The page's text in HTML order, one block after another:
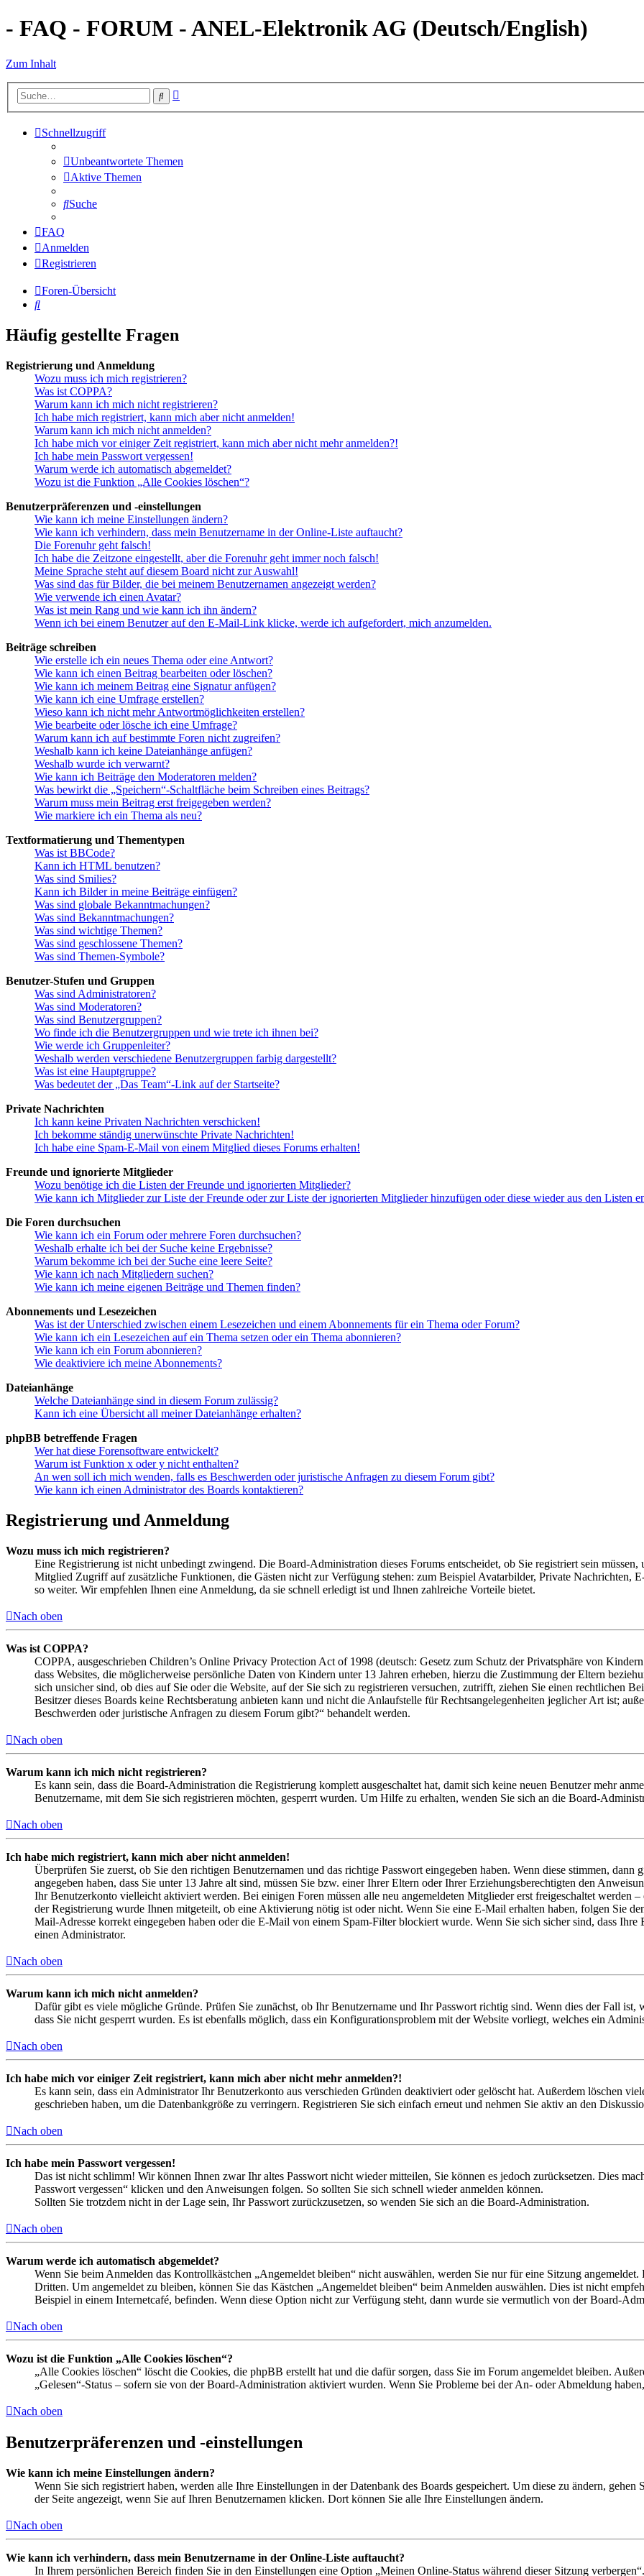
- FAQ - FORUM - ANEL-Elektronik AG (Deutsch/English)
Zum Inhalt
Suche
Schnellzugriff
Unbeantwortete Themen
Aktive Themen
Suche
FAQ
Anmelden
Registrieren
Foren-Übersicht
Suche
Häufig gestellte Fragen
Registrierung und Anmeldung
Wozu muss ich mich registrieren?
Was ist COPPA?
Warum kann ich mich nicht registrieren?
Ich habe mich registriert, kann mich aber nicht anmelden!
Warum kann ich mich nicht anmelden?
Ich habe mich vor einiger Zeit registriert, kann mich aber nicht mehr anmelden?!
Ich habe mein Passwort vergessen!
Warum werde ich automatisch abgemeldet?
Wozu ist die Funktion „Alle Cookies löschen“?
Benutzerpräferenzen und -einstellungen
Wie kann ich meine Einstellungen ändern?
Wie kann ich verhindern, dass mein Benutzername in der Online-Liste auftaucht?
Die Forenuhr geht falsch!
Ich habe die Zeitzone eingestellt, aber die Forenuhr geht immer noch falsch!
Meine Sprache steht auf diesem Board nicht zur Auswahl!
Was sind das für Bilder, die bei meinem Benutzernamen angezeigt werden?
Wie verwende ich einen Avatar?
Was ist mein Rang und wie kann ich ihn ändern?
Wenn ich bei einem Benutzer auf den E-Mail-Link klicke, werde ich aufgefordert, mich anzumelden.
Beiträge schreiben
Wie erstelle ich ein neues Thema oder eine Antwort?
Wie kann ich einen Beitrag bearbeiten oder löschen?
Wie kann ich meinem Beitrag eine Signatur anfügen?
Wie kann ich eine Umfrage erstellen?
Wieso kann ich nicht mehr Antwortmöglichkeiten erstellen?
Wie bearbeite oder lösche ich eine Umfrage?
Warum kann ich auf bestimmte Foren nicht zugreifen?
Weshalb kann ich keine Dateianhänge anfügen?
Weshalb wurde ich verwarnt?
Wie kann ich Beiträge den Moderatoren melden?
Was bewirkt die „Speichern“-Schaltfläche beim Schreiben eines Beitrags?
Warum muss mein Beitrag erst freigegeben werden?
Wie markiere ich ein Thema als neu?
Textformatierung und Thementypen
Was ist BBCode?
Kann ich HTML benutzen?
Was sind Smilies?
Kann ich Bilder in meine Beiträge einfügen?
Was sind globale Bekanntmachungen?
Was sind Bekanntmachungen?
Was sind wichtige Themen?
Was sind geschlossene Themen?
Was sind Themen-Symbole?
Benutzer-Stufen und Gruppen
Was sind Administratoren?
Was sind Moderatoren?
Was sind Benutzergruppen?
Wo finde ich die Benutzergruppen und wie trete ich ihnen bei?
Wie werde ich Gruppenleiter?
Weshalb werden verschiedene Benutzergruppen farbig dargestellt?
Was ist eine Hauptgruppe?
Was bedeutet der „Das Team“-Link auf der Startseite?
Private Nachrichten
Ich kann keine Privaten Nachrichten verschicken!
Ich bekomme ständig unerwünschte Private Nachrichten!
Ich habe eine Spam-E-Mail von einem Mitglied dieses Forums erhalten!
Freunde und ignorierte Mitglieder
Wozu benötige ich die Listen der Freunde und ignorierten Mitglieder?
Wie kann ich Mitglieder zur Liste der Freunde oder zur Liste der ignorierten Mitglieder hinzufügen oder diese wieder aus den Listen
Die Foren durchsuchen
Wie kann ich ein Forum oder mehrere Foren durchsuchen?
Weshalb erhalte ich bei der Suche keine Ergebnisse?
Warum bekomme ich bei der Suche eine leere Seite?
Wie kann ich nach Mitgliedern suchen?
Wie kann ich meine eigenen Beiträge und Themen finden?
Abonnements und Lesezeichen
Was ist der Unterschied zwischen einem Lesezeichen und einem Abonnements für ein Thema oder Forum?
Wie kann ich ein Lesezeichen auf ein Thema setzen oder ein Thema abonnieren?
Wie kann ich ein Forum abonnieren?
Wie deaktiviere ich meine Abonnements?
Dateianhänge
Welche Dateianhänge sind in diesem Forum zulässig?
Kann ich eine Übersicht all meiner Dateianhänge erhalten?
phpBB betreffende Fragen
Wer hat diese Forensoftware entwickelt?
Warum ist Funktion x oder y nicht enthalten?
An wen soll ich mich wenden, falls es Beschwerden oder juristische Anfragen zu diesem Forum gibt?
Wie kann ich einen Administrator des Boards kontaktieren?
Registrierung und Anmeldung
Wozu muss ich mich registrieren?
Eine Registrierung ist nicht unbedingt zwingend. Die Board-Administration dieses Forums entscheidet, ob Sie registriert sein
Mitglied Zugriff auf zusätzliche Funktionen, die Gästen nicht zur Verfügung stehen: zum Beispiel Avatarbilder, Private Nachrichten,
so weiter. Wir empfehlen Ihnen eine Anmeldung, da sie schnell erledigt ist und Ihnen zahlreiche Vorteile bietet.
Nach oben
Was ist COPPA?
COPPA, ausgeschrieben Children’s Online Privacy Protection Act of 1998 (deutsch: Gesetz zum Schutz der Privatsphäre von
dass Websites, die möglicherweise persönliche Daten von Kindern unter 13 Jahren erheben, hierzu die Zustimmung der Eltern
sich unsicher sind, ob dies auf Sie oder die Website, auf der Sie sich zu registrieren versuchen, zutrifft, ziehen Sie einen rechtlichen
Besitzer dieses Boards keine Rechtsberatung anbieten kann und nicht die Anlaufstelle für Rechtsangelegenheiten jeglicher Art ist;
Beschwerden oder juristische Anfragen zu diesem Forum gibt?“ behandelt werden.
Nach oben
Warum kann ich mich nicht registrieren?
Es kann sein, dass die Board-Administration die Registrierung komplett ausgeschaltet hat, damit sich keine neuen Benutzer mehr
Benutzername, mit dem Sie sich registrieren möchten, gesperrt wurden. Um Hilfe zu erhalten, wenden Sie sich an die Board-
Nach oben
Ich habe mich registriert, kann mich aber nicht anmelden!
Überprüfen Sie zuerst, ob Sie den richtigen Benutzernamen und das richtige Passwort eingegeben haben. Wenn diese stimmen, dann
angegeben haben, dass Sie unter 13 Jahre alt sind, müssen Sie bzw. einer Ihrer Eltern oder Ihrer Erziehungsberechtigten den
Ihr Benutzerkonto vielleicht aktiviert werden. Bei einigen Foren müssen alle neu angemeldeten Mitglieder erst freigeschaltet werden
der Registrierung wurde Ihnen mitgeteilt, ob eine Aktivierung nötig ist oder nicht. Wenn Sie eine E-Mail erhalten haben, folgen Sie
Mail-Adresse korrekt eingegeben haben oder die E-Mail von einem Spam-Filter blockiert wurde. Wenn Sie sich sicher sind, dass
einen Administrator.
Nach oben
Warum kann ich mich nicht anmelden?
Dafür gibt es viele mögliche Gründe. Prüfen Sie zunächst, ob Ihr Benutzername und Ihr Passwort richtig sind. Wenn dies der Fall ist,
dass Sie nicht gesperrt wurden. Es ist ebenfalls möglich, dass ein Konfigurationsproblem mit der Website vorliegt, welches ein
Nach oben
Ich habe mich vor einiger Zeit registriert, kann mich aber nicht mehr anmelden?!
Es kann sein, dass ein Administrator Ihr Benutzerkonto aus verschieden Gründen deaktiviert oder gelöscht hat. Außerdem löschen
geschrieben haben, um die Datenbankgröße zu verringern. Registrieren Sie sich einfach erneut und nehmen Sie aktiv an den
Nach oben
Ich habe mein Passwort vergessen!
Das ist nicht schlimm! Wir können Ihnen zwar Ihr altes Passwort nicht wieder mitteilen, Sie können es jedoch zurücksetzen. Dies
Passwort vergessen“ klicken und den Anweisungen folgen. So sollten Sie sich schnell wieder anmelden können.
Sollten Sie trotzdem nicht in der Lage sein, Ihr Passwort zurückzusetzen, so wenden Sie sich an die Board-Administration.
Nach oben
Warum werde ich automatisch abgemeldet?
Wenn Sie beim Anmelden das Kontrollkästchen „Angemeldet bleiben“ nicht auswählen, werden Sie nur für eine Sitzung
Dritten. Um angemeldet zu bleiben, können Sie das Kästchen „Angemeldet bleiben“ beim Anmelden auswählen. Dies ist nicht
Beispiel in einem Internetcafé, befinden. Wenn diese Option nicht zur Verfügung steht, dann wurde sie vermutlich von der Board-
Nach oben
Wozu ist die Funktion „Alle Cookies löschen“?
„Alle Cookies löschen“ löscht die Cookies, die phpBB erstellt hat und die dafür sorgen, dass Sie im Forum angemeldet bleiben.
„Gelesen“-Status – sofern sie von der Board-Administration aktiviert wurden. Wenn Sie Probleme bei der An- oder Abmeldung
Nach oben
Benutzerpräferenzen und -einstellungen
Wie kann ich meine Einstellungen ändern?
Wenn Sie sich registriert haben, werden alle Ihre Einstellungen in der Datenbank des Boards gespeichert. Um diese zu ändern,
der Seite angezeigt, wenn Sie auf Ihren Benutzernamen klicken. Dort können Sie alle Ihre Einstellungen ändern.
Nach oben
Wie kann ich verhindern, dass mein Benutzername in der Online-Liste auftaucht?
In Ihrem persönlichen Bereich finden Sie in den Einstellungen eine Option „Meinen Online-Status während dieser Sitzung